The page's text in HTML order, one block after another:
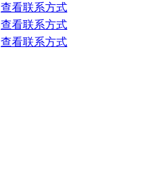
查看联系方式
查看联系方式
查看联系方式